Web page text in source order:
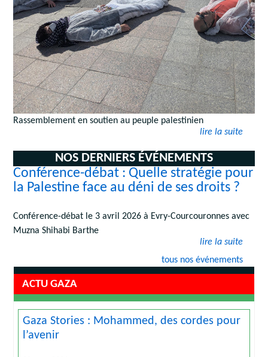
Rassemblement en soutien au peuple palestinien
lire la suite
NOS DERNIERS ÉVÉNEMENTS
Conférence-débat : Quelle stratégie pour
la Palestine face au déni de ses droits ?
Conférence-débat le 3 avril 2026 à Evry-Courcouronnes avec
Muzna Shihabi Barthe
lire la suite
tous nos événements
ACTU GAZA
Gaza Stories : Mohammed, des cordes pour
l’avenir